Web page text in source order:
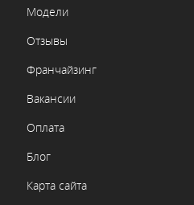
Модели
Отзывы
Франчайзинг
Вакансии
Оплата
Блог
Карта сайта